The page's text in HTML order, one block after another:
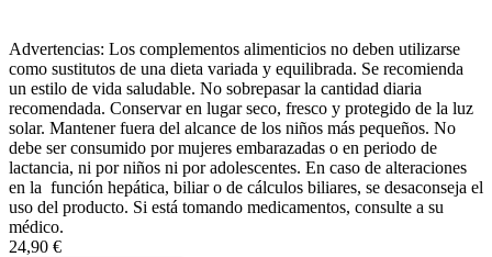
Advertencias: Los complementos alimenticios no deben utilizarse
como sustitutos de una dieta variada y equilibrada. Se recomienda
un estilo de vida saludable. No sobrepasar la cantidad diaria
recomendada. Conservar en lugar seco, fresco y protegido de la luz
solar. Mantener fuera del alcance de los niños más pequeños. No
debe ser consumido por mujeres embarazadas o en periodo de
lactancia, ni por niños ni por adolescentes. En caso de alteraciones
en la función hepática, biliar o de cálculos biliares, se desaconseja el
uso del producto. Si está tomando medicamentos, consulte a su
médico.
24,90 €